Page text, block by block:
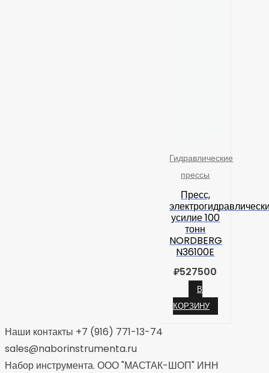
Гидравлические
прессы
Пресс,
усилие 100
тонн
NORDBERG
N36100E
₽527500
В
КОРЗИНУ
Наши контакты +7 (916) 771-13-74
sales@naborinstrumenta.ru
Набор инструмента. ООО "МАСТАК-ШОП" ИНН